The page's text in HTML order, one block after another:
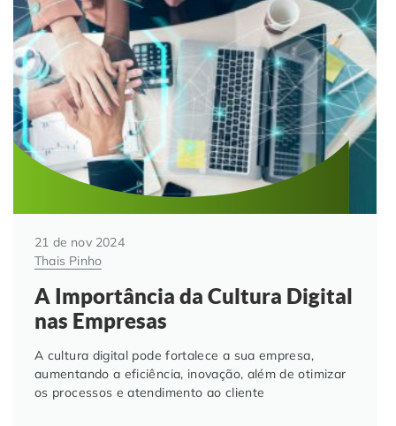
Automação de Processos
Educação Corporativa
Gerenciamento de NF-e
Adequação à LGPD
Assinatura Digital
Auditoria de Processos
Transformação Digital
Gestão do Departamento Pessoal
Hospitais e Clínicas
Instituições de Ensino
Departamento Pessoal
Departamento Financeiro
Cooperativas
Cases de Sucesso
Nossas Unidades
Blog
Trabalhe Conosco
O QUE NOS DIFERENCIA? DESCUBRA
21 de nov 2024
Thais Pinho
A Importância da Cultura Digital
nas Empresas
A cultura digital pode fortalece a sua empresa,
aumentando a eficiência, inovação, além de otimizar
os processos e atendimento ao cliente